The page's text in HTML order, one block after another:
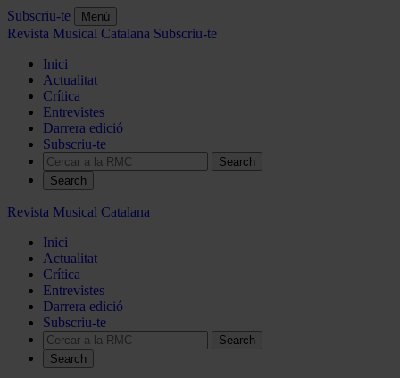
Subscriu-te Menú
Revista Musical Catalana Subscriu-te
Inici
Actualitat
Crítica
Entrevistes
Darrera edició
Subscriu-te
Search
Revista Musical Catalana
Inici
Actualitat
Crítica
Entrevistes
Darrera edició
Subscriu-te
Search